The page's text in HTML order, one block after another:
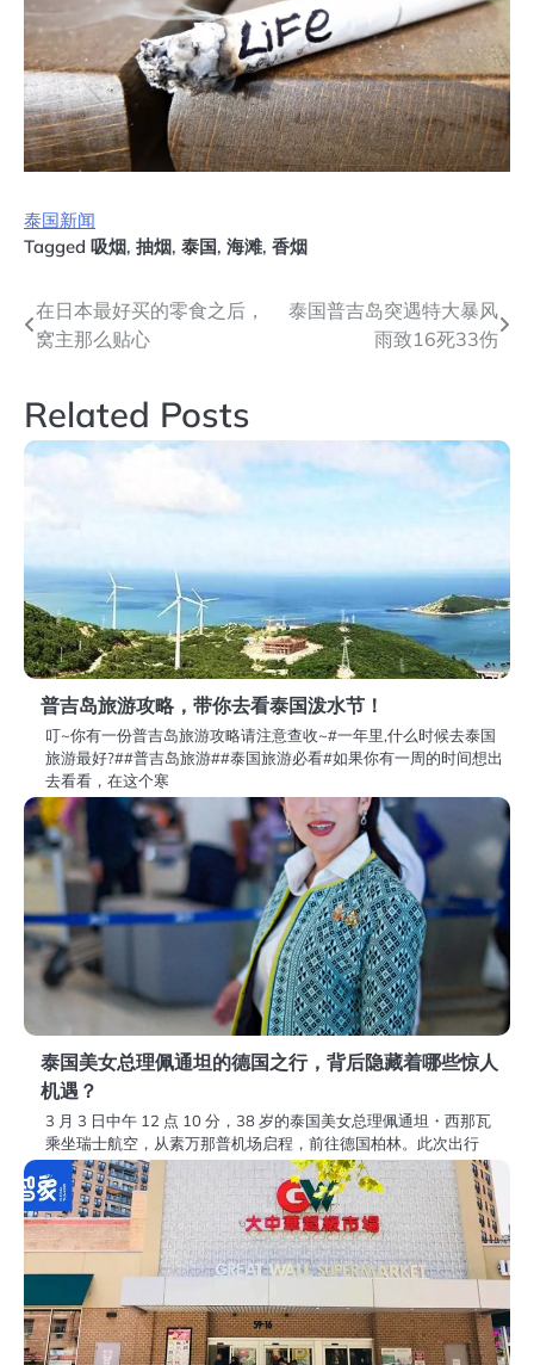
泰国新闻
Tagged 吸烟, 抽烟, 泰国, 海滩, 香烟
文
章
导
航
在日本最好买的零食之后，
窝主那么贴心
泰国普吉岛突遇特大暴风
雨致16死33伤
Related Posts
普吉岛旅游攻略，带你去看泰国泼水节！
叮~你有一份普吉岛旅游攻略请注意查收~#一年里,什么时候去泰国
旅游最好?##普吉岛旅游##泰国旅游必看#如果你有一周的时间想出
去看看，在这个寒
泰国美女总理佩通坦的德国之行，背后隐藏着哪些惊人
机遇？
3 月 3 日中午 12 点 10 分，38 岁的泰国美女总理佩通坦・西那瓦
乘坐瑞士航空，从素万那普机场启程，前往德国柏林。此次出行